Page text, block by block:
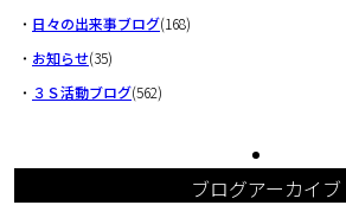
・ 日々の出来事ブログ(168)
・ お知らせ(35)
・ ３Ｓ活動ブログ(562)
ブログアーカイブ